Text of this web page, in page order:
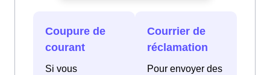
Coupure de
courant
Si vous
Courrier de
réclamation
Pour envoyer des